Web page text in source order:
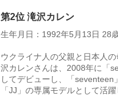
第2位 滝沢カレン
生年月日：1992年5月13日 28
ウクライナ人の父親と日本人
沢カレンさんは、2008年に「
してデビューし、「seventeen
「JJ」の専属モデルとして活躍